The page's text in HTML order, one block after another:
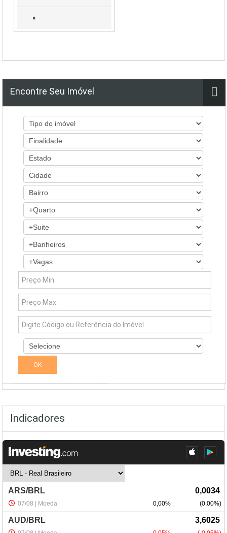
×
Encontre Seu Imóvel
Simuladores
Indicadores